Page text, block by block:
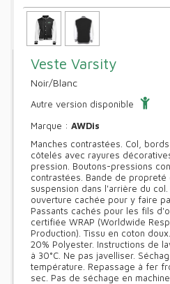
Veste Varsity
Noir/Blanc
Autre version disponible
Marque : AWDis
Manches contrastées. Col,
côtelés avec rayures
pression. Boutons-pressions
contrastées. Bande de propreté
suspension dans l'arrière du
ouverture cachée pour y faire
Passants cachés pour les fils
certifiée WRAP (Worldwide
Production). Tissu en coton
20% Polyester. Instructions de
à 30°C. Ne pas javelliser.
température. Repassage à fer
sec. Pas de séchage en machine.